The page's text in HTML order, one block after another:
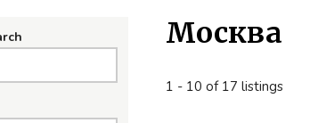
Москва
1 - 10 of 17 listings